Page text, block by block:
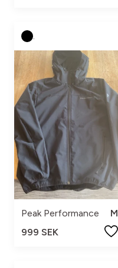
.
Peak Performance
M
999 SEK